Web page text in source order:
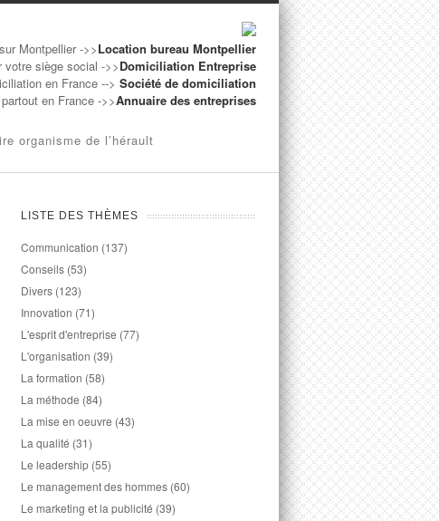
Montpellier ->>Location bureau Montpellier
votre siège social ->>Domiciliation Entreprise
en France --> Société de domiciliation
en France ->>Annuaire des entreprises
organisme de l’hérault
LISTE DES THÈMES
Communication (137)
Conseils (53)
Divers (123)
Innovation (71)
L'esprit d'entreprise (77)
L'organisation (39)
La formation (58)
La méthode (84)
La mise en oeuvre (43)
La qualité (31)
Le leadership (55)
Le management des hommes (60)
Le marketing et la publicité (39)